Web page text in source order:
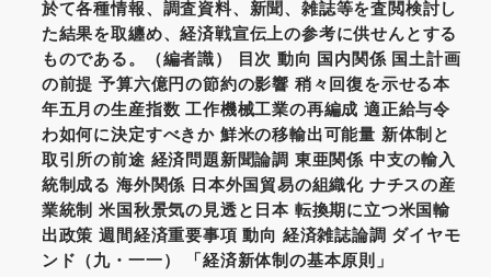
於て各種情報、調査資料、新聞、雑誌等を査閲検討し
た結果を取纏め、経済戦宣伝上の参考に供せんとする
ものである。（編者識） 目次 動向 国内関係 国土計画
の前提 予算六億円の節約の影響 稍々回復を示せる本
年五月の生産指数 工作機械工業の再編成 適正給与令
わ如何に決定すべきか 鮮米の移輸出可能量 新体制と
取引所の前途 経済問題新聞論調 東亜関係 中支の輸入
統制成る 海外関係 日本外国貿易の組織化 ナチスの産
業統制 米国秋景気の見透と日本 転換期に立つ米国輸
出政策 週間経済重要事項 動向 経済雑誌論調 ダイヤモ
ンド（九・一一） 「経済新体制の基本原則」